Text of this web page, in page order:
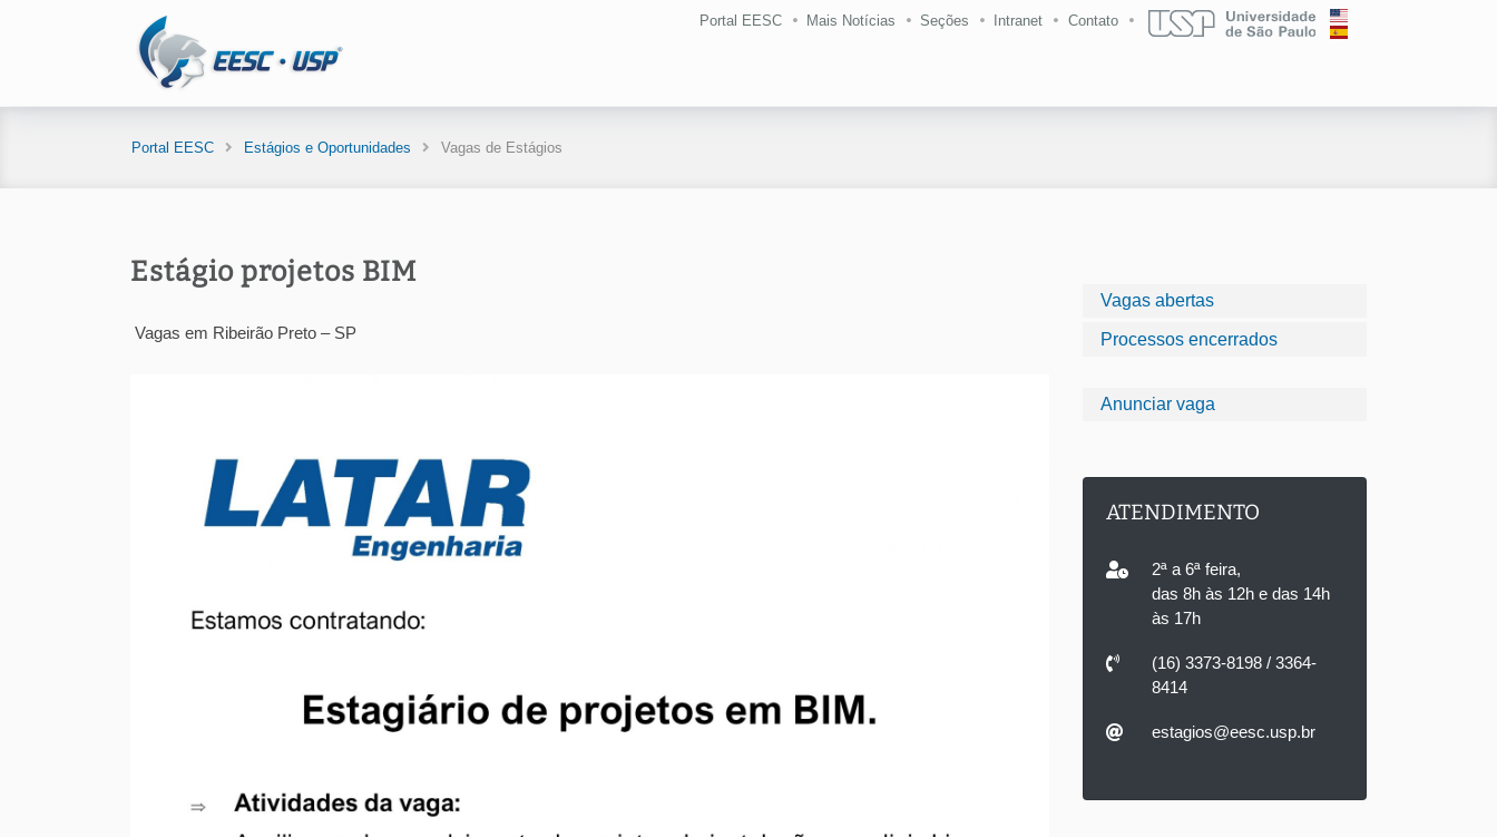
Portal EESC Mais Notícias Seções Intranet Contato
Portal EESC Estágios e Oportunidades Vagas de Estágios
Vagas abertas
Processos encerrados
Anunciar vaga
ATENDIMENTO
2ª a 6ª feira,
das 8h às 12h e das 14h
às 17h
(16) 3373-8198 / 3364-
8414
estagios@eesc.usp.br
Estágio projetos BIM
Vagas em Ribeirão Preto – SP